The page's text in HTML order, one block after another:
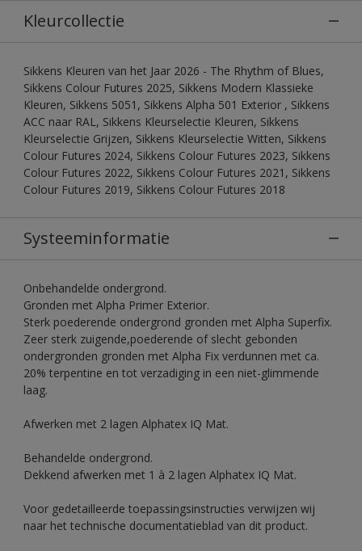
Kleurcollectie
Sikkens Kleuren van het Jaar 2026 - The Rhythm of Blues,
Sikkens Colour Futures 2025, Sikkens Modern Klassieke
Kleuren, Sikkens 5051, Sikkens Alpha 501 Exterior , Sikkens
ACC naar RAL, Sikkens Kleurselectie Kleuren, Sikkens
Kleurselectie Grijzen, Sikkens Kleurselectie Witten, Sikkens
Colour Futures 2024, Sikkens Colour Futures 2023, Sikkens
Colour Futures 2022, Sikkens Colour Futures 2021, Sikkens
Colour Futures 2019, Sikkens Colour Futures 2018
Systeeminformatie
Onbehandelde ondergrond.
Gronden met Alpha Primer Exterior.
Sterk poederende ondergrond gronden met Alpha Superfix.
Zeer sterk zuigende,poederende of slecht gebonden
ondergronden gronden met Alpha Fix verdunnen met ca.
20% terpentine en tot verzadiging in een niet-glimmende
laag.
Afwerken met 2 lagen Alphatex IQ Mat.
Behandelde ondergrond.
Dekkend afwerken met 1 à 2 lagen Alphatex IQ Mat.
Voor gedetailleerde toepassingsinstructies verwijzen wij
naar het technische documentatieblad van dit product.